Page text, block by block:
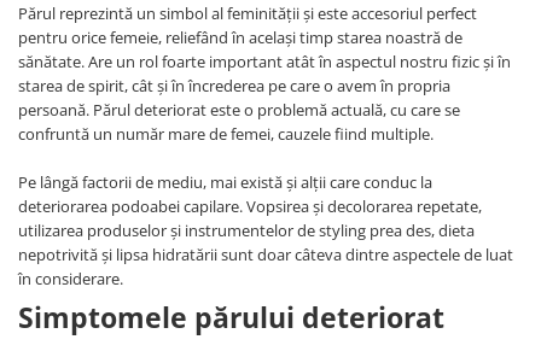
Părul reprezintă un simbol al feminității și este accesoriul perfect
pentru orice femeie, reliefând în același timp starea noastră de
sănătate. Are un rol foarte important atât în aspectul nostru fizic și în
starea de spirit, cât și în încrederea pe care o avem în propria
persoană. Părul deteriorat este o problemă actuală, cu care se
confruntă un număr mare de femei, cauzele fiind multiple.
Pe lângă factorii de mediu, mai există și alții care conduc la
deteriorarea podoabei capilare. Vopsirea și decolorarea repetate,
utilizarea produselor și instrumentelor de styling prea des, dieta
nepotrivită și lipsa hidratării sunt doar câteva dintre aspectele de luat
în considerare.
Simptomele părului deteriorat